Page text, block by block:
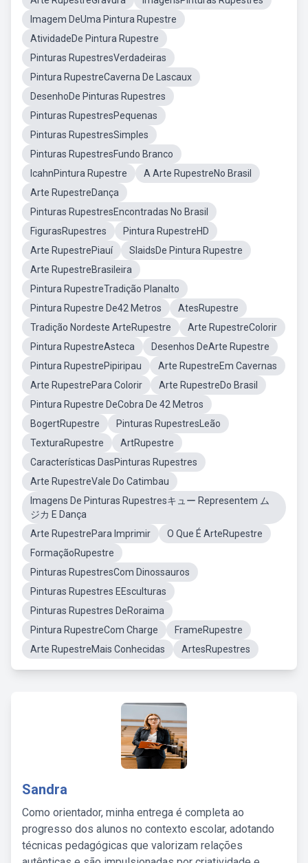
Imagem DeUma Pintura Rupestre
AtividadeDe Pintura Rupestre
Pinturas RupestresVerdadeiras
Pintura RupestreCaverna De Lascaux
DesenhoDe Pinturas Rupestres
Pinturas RupestresPequenas
Pinturas RupestresSimples
Pinturas RupestresFundo Branco
IcahnPintura Rupestre
A Arte RupestreNo Brasil
Arte RupestreDança
Pinturas RupestresEncontradas No Brasil
FigurasRupestres
Pintura RupestreHD
Arte RupestrePiauí
SlaidsDe Pintura Rupestre
Arte RupestreBrasileira
Pintura RupestreTradição Planalto
Pintura Rupestre De42 Metros
AtesRupestre
Tradição Nordeste ArteRupestre
Arte RupestreColorir
Pintura RupestreAsteca
Desenhos DeArte Rupestre
Pintura RupestrePipiripau
Arte RupestreEm Cavernas
Arte RupestrePara Colorir
Arte RupestreDo Brasil
Pintura Rupestre DeCobra De 42 Metros
BogertRupestre
Pinturas RupestresLeão
TexturaRupestre
ArtRupestre
Características DasPinturas Rupestres
Arte RupestreVale Do Catimbau
Imagens De Pinturas Rupestresキュー Representem ム
ジカ E Dança
Arte RupestrePara Imprimir
O Que É ArteRupestre
FormaçãoRupestre
Pinturas RupestresCom Dinossauros
Pinturas Rupestres EEsculturas
Pinturas Rupestres DeRoraima
Pintura RupestreCom Charge
FrameRupestre
Arte RupestreMais Conhecidas
ArtesRupestres
Sandra
Como orientador, minha entrega é completa ao
progresso dos alunos no contexto escolar, adotando
técnicas pedagógicas que valorizam relações